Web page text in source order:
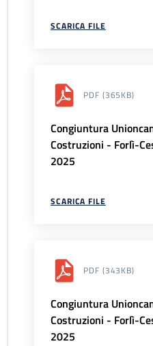
SCARICA FILE
PDF (365KB)
Congiuntura
Costruzioni - Forlì-
2025
SCARICA FILE
PDF (343KB)
Congiuntura
Costruzioni - Forlì-
2025